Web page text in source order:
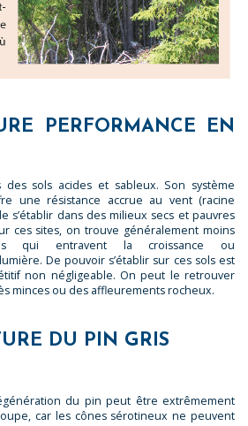
PERFORMANCE EN
sols acides et sableux. Son système
une résistance accrue au vent (racine
s’établir dans des milieux secs et pauvres
ces sites, on trouve généralement moins
qui entravent la croissance ou
De pouvoir s’établir sur ces sols est
non négligeable. On peut le retrouver
minces ou des affleurements rocheux.
DU PIN GRIS
du pin peut être extrêmement
car les cônes sérotineux ne peuvent